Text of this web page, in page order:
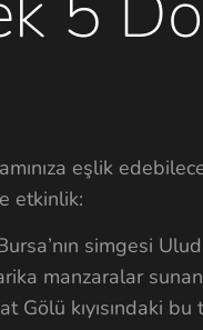
eşlik
etkinlik:
simgesi
manzaralar
Gölü kıyısındaki